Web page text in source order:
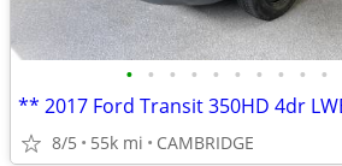
• • • • • • • • • •
8/5 55k mi CAMBRIDGE